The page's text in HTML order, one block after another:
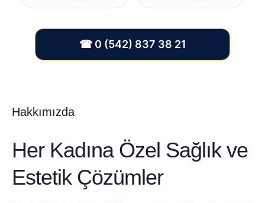
☎ 0 (542) 837 38 21
Hakkımızda
Her Kadına Özel Sağlık ve
Estetik Çözümler